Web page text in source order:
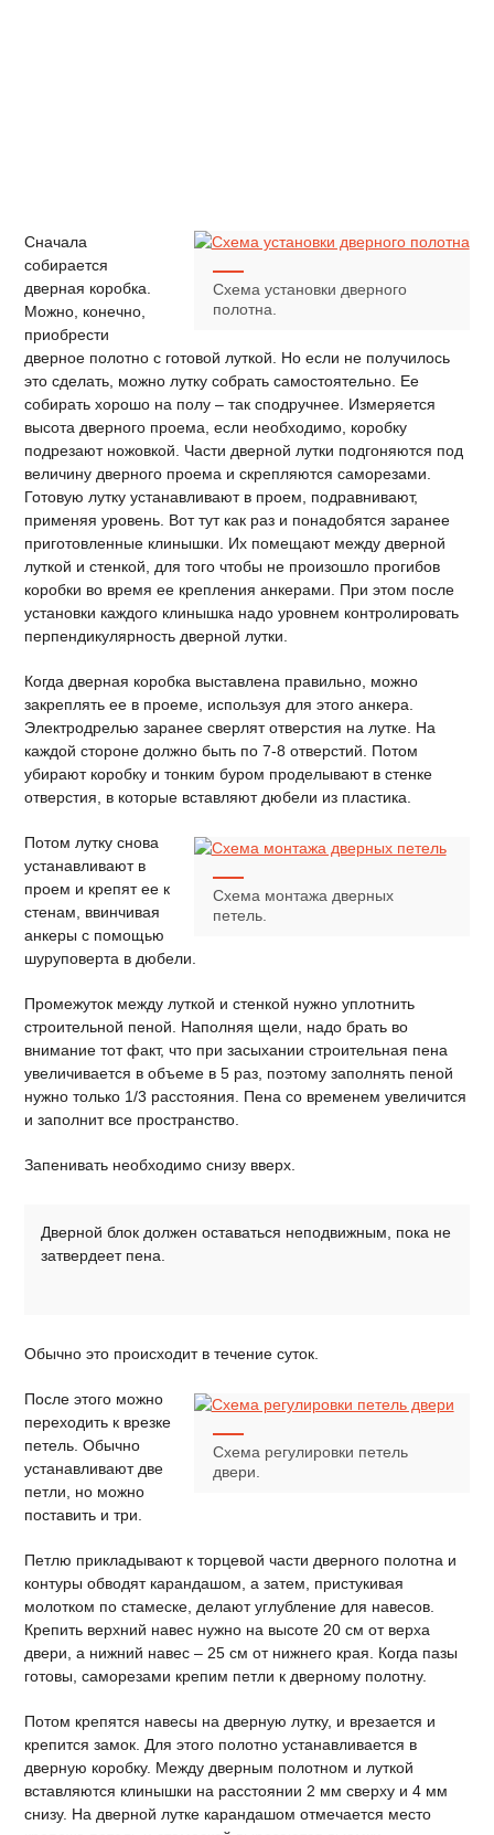
Схема установки дверного
полотна.
Сначала
собирается
дверная коробка.
Можно, конечно,
приобрести
дверное полотно с готовой луткой. Но если не получилось
это сделать, можно лутку собрать самостоятельно. Ее
собирать хорошо на полу – так сподручнее. Измеряется
высота дверного проема, если необходимо, коробку
подрезают ножовкой. Части дверной лутки подгоняются под
величину дверного проема и скрепляются саморезами.
Готовую лутку устанавливают в проем, подравнивают,
применяя уровень. Вот тут как раз и понадобятся заранее
приготовленные клинышки. Их помещают между дверной
луткой и стенкой, для того чтобы не произошло прогибов
коробки во время ее крепления анкерами. При этом после
установки каждого клинышка надо уровнем контролировать
перпендикулярность дверной лутки.
Когда дверная коробка выставлена правильно, можно
закреплять ее в проеме, используя для этого анкера.
Электродрелью заранее сверлят отверстия на лутке. На
каждой стороне должно быть по 7-8 отверстий. Потом
убирают коробку и тонким буром проделывают в стенке
отверстия, в которые вставляют дюбели из пластика.
Схема монтажа дверных
петель.
Потом лутку снова
устанавливают в
проем и крепят ее к
стенам, ввинчивая
анкеры с помощью
шуруповерта в дюбели.
Промежуток между луткой и стенкой нужно уплотнить
строительной пеной. Наполняя щели, надо брать во
внимание тот факт, что при засыхании строительная пена
увеличивается в объеме в 5 раз, поэтому заполнять пеной
нужно только 1/3 расстояния. Пена со временем увеличится
и заполнит все пространство.
Запенивать необходимо снизу вверх.
Дверной блок должен оставаться неподвижным, пока не
затвердеет пена.
Обычно это происходит в течение суток.
Схема регулировки петель
двери.
После этого можно
переходить к врезке
петель. Обычно
устанавливают две
петли, но можно
поставить и три.
Петлю прикладывают к торцевой части дверного полотна и
контуры обводят карандашом, а затем, пристукивая
молотком по стамеске, делают углубление для навесов.
Крепить верхний навес нужно на высоте 20 см от верха
двери, а нижний навес – 25 см от нижнего края. Когда пазы
готовы, саморезами крепим петли к дверному полотну.
Потом крепятся навесы на дверную лутку, и врезается и
крепится замок. Для этого полотно устанавливается в
дверную коробку. Между дверным полотном и луткой
вставляются клинышки на расстоянии 2 мм сверху и 4 мм
снизу. На дверной лутке карандашом отмечается место